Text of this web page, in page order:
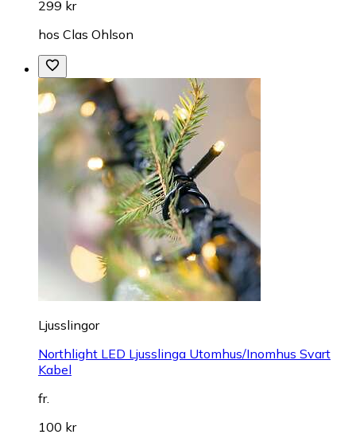
299 kr
hos Clas Ohlson
Ljusslingor
Northlight LED Ljusslinga Utomhus/Inomhus Svart
Kabel
fr.
100 kr